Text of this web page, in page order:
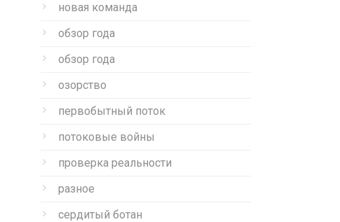
новая команда
обзор года
обзор года
озорство
первобытный поток
потоковые войны
проверка реальности
разное
сердитый ботан